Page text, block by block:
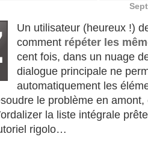
Un utilisateur (heureux !)
comment répéter les
cent fois, dans un nuage
dialogue principale ne
automatiquement les
le problème en
la liste intégrale
rigolo…